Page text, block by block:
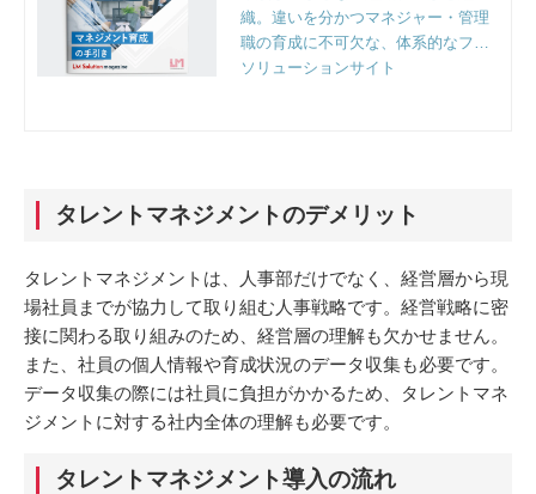
織。違いを分かつマネジャー・管理
職の育成に不可欠な、体系的なフレ
ームワークと実践のポイントとは。
ソリューションサイト
タレントマネジメントのデメリット
タレントマネジメントは、人事部だけでなく、経営層から現
場社員までが協力して取り組む人事戦略です。経営戦略に密
接に関わる取り組みのため、経営層の理解も欠かせません。
また、社員の個人情報や育成状況のデータ収集も必要です。
データ収集の際には社員に負担がかかるため、タレントマネ
ジメントに対する社内全体の理解も必要です。
タレントマネジメント導入の流れ